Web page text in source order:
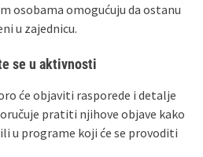
osobama omogućuju da ostanu
u zajednicu.
se u aktivnosti
će objaviti rasporede i detalje
pratiti njihove objave kako
u programe koji će se provoditi